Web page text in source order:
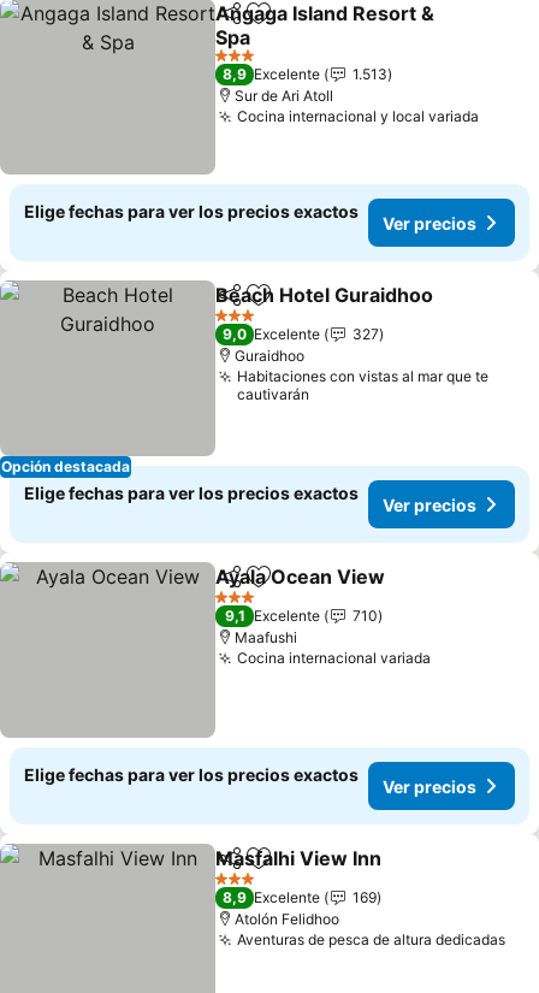
CompartirAgregar a favoritos
Angaga Island Resort &
Spa
3 Estrellas
8,9 Excelente
1.513
Sur de Ari Atoll
Cocina internacional y local variada
Elige fechas para ver los precios exactos
Ver precios
Opción destacada
CompartirAgregar a favoritos
Beach Hotel Guraidhoo
3 Estrellas
9,0 Excelente
327
Guraidhoo
Habitaciones con vistas al mar que te
cautivarán
Elige fechas para ver los precios exactos
Ver precios
CompartirAgregar a favoritos
Ayala Ocean View
3 Estrellas
9,1 Excelente
710
Maafushi
Cocina internacional variada
Elige fechas para ver los precios exactos
Ver precios
CompartirAgregar a favoritos
Masfalhi View Inn
3 Estrellas
8,9 Excelente
169
Atolón Felidhoo
Aventuras de pesca de altura dedicadas